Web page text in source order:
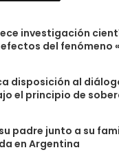
investigación
del fenómeno
disposición al
el principio de
padre junto a su
en Argentina